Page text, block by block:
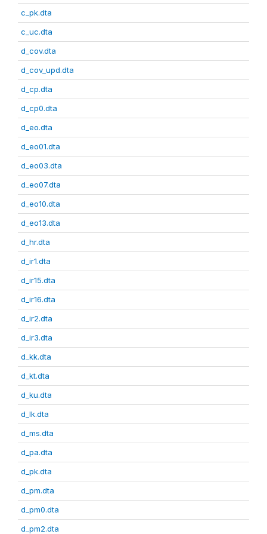
c_pk.dta
c_uc.dta
d_cov.dta
d_cov_upd.dta
d_cp.dta
d_cp0.dta
d_eo.dta
d_eo01.dta
d_eo03.dta
d_eo07.dta
d_eo10.dta
d_eo13.dta
d_hr.dta
d_ir1.dta
d_ir15.dta
d_ir16.dta
d_ir2.dta
d_ir3.dta
d_kk.dta
d_kt.dta
d_ku.dta
d_lk.dta
d_ms.dta
d_pa.dta
d_pk.dta
d_pm.dta
d_pm0.dta
d_pm2.dta